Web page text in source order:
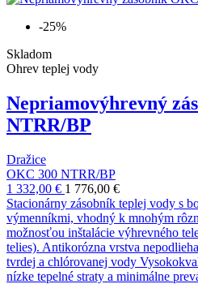
-25%
Skladom
Ohrev teplej vody
Nepriamovýhrevný
NTRR/BP
Dražice
OKC 300 NTRR/BP
1 332,00 € 1 776,00 €
Stacionárny zásobník teplej vody s
výmenníkmi, vhodný k mnohým
možnosťou inštalácie výhrevného
telies). Antikorózna vrstva
tvrdej a chlórovanej vody
nízke tepelné straty a minimálne